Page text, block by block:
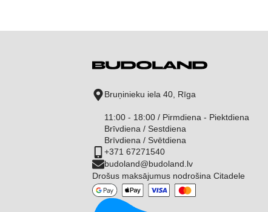
Bruņinieku iela 40, Rīga
11:00 - 18:00 / Pirmdiena - Piektdiena
Brīvdiena / Sestdiena
Brīvdiena / Svētdiena
+371 67271540
budoland@budoland.lv
Drošus maksājumus nodrošina Citadele